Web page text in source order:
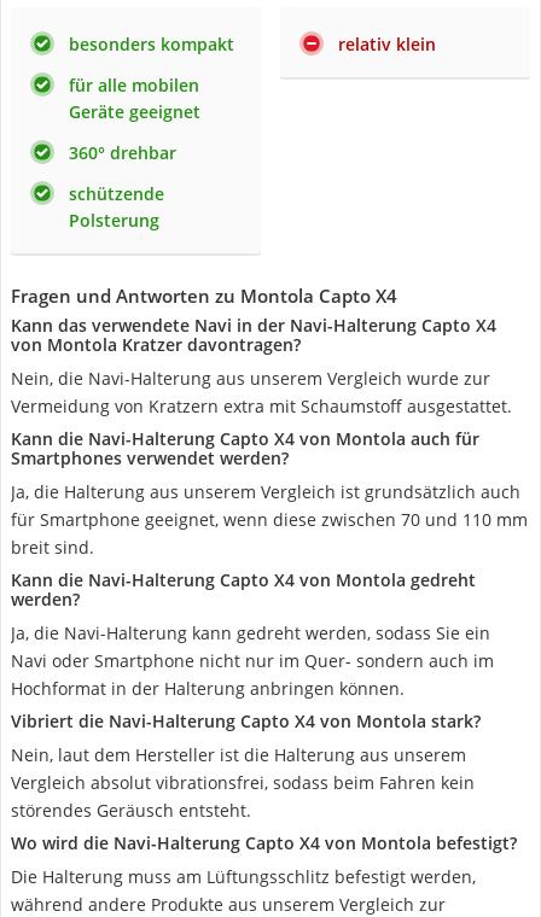
besonders kompakt
für alle mobilen
Geräte geeignet
360° drehbar
schützende
Polsterung
relativ klein
Fragen und Antworten zu Montola Capto X4
Kann das verwendete Navi in der Navi-Halterung Capto X4
von Montola Kratzer davontragen?
Nein, die Navi-Halterung aus unserem Vergleich wurde zur
Vermeidung von Kratzern extra mit Schaumstoff ausgestattet.
Kann die Navi-Halterung Capto X4 von Montola auch für
Smartphones verwendet werden?
Ja, die Halterung aus unserem Vergleich ist grundsätzlich auch
für Smartphone geeignet, wenn diese zwischen 70 und 110 mm
breit sind.
Kann die Navi-Halterung Capto X4 von Montola gedreht
werden?
Ja, die Navi-Halterung kann gedreht werden, sodass Sie ein
Navi oder Smartphone nicht nur im Quer- sondern auch im
Hochformat in der Halterung anbringen können.
Vibriert die Navi-Halterung Capto X4 von Montola stark?
Nein, laut dem Hersteller ist die Halterung aus unserem
Vergleich absolut vibrationsfrei, sodass beim Fahren kein
störendes Geräusch entsteht.
Wo wird die Navi-Halterung Capto X4 von Montola befestigt?
Die Halterung muss am Lüftungsschlitz befestigt werden,
während andere Produkte aus unserem Vergleich zur